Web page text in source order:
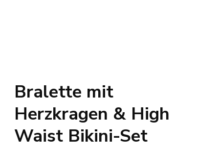
Bralette mit
Herzkragen & High
Waist Bikini-Set